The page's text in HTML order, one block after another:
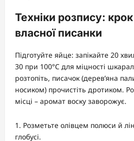
Техніки розпису:
власної писанки
Підготуйте яйце: запікайте 20
30 при 100°C для міцності
розтопіть, писачок (дерев’яна
носиком) прочистіть дротиком.
місці – аромат воску заворожує.
Розметьте олівцем полюси й
глобусі.